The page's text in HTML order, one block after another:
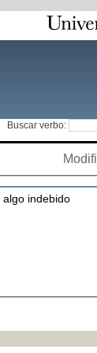
Buscar verbo:
indebido